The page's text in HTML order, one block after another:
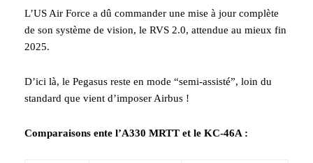
L’US Air Force a dû commander une mise à jour complète
de son système de vision, le RVS 2.0, attendue au mieux fin
2025.
D’ici là, le Pegasus reste en mode “semi-assisté”, loin du
standard que vient d’imposer Airbus !
Comparaisons ente l’A330 MRTT et le KC‑46A :